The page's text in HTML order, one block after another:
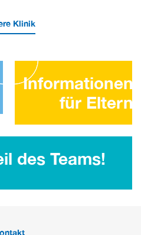
Klinik
Informationen
für Eltern
des Teams!